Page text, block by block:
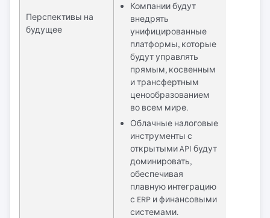
Перспективы на
будущее
Компании будут
внедрять
унифицированные
платформы, которые
будут управлять
прямым, косвенным
и трансфертным
ценообразованием
во всем мире.
Облачные налоговые
инструменты с
открытыми API будут
доминировать,
обеспечивая
плавную интеграцию
с ERP и финансовыми
системами.